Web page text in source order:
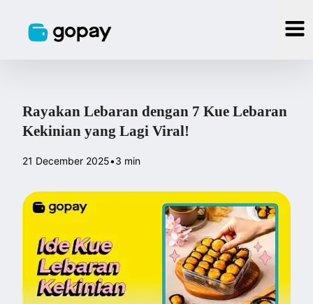
Rayakan Lebaran dengan 7 Kue Lebaran
Kekinian yang Lagi Viral!
21 December 2025•3 min